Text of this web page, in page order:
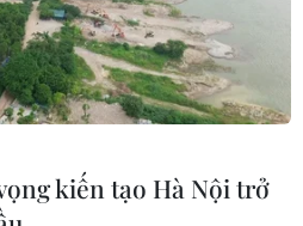
người thiệt mạng và gần 400
5/3 vừa qua xảy ra 4 vụ xả
kiến tạo Hà Nội trở